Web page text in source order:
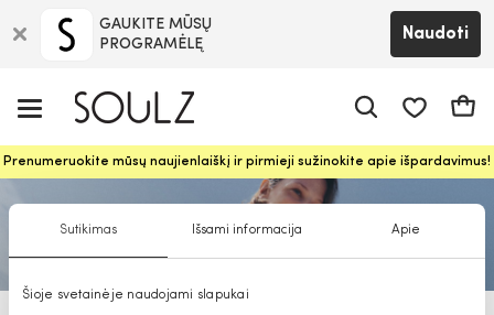
Sutikimas Išsami informacija Apie
Šioje svetainėje naudojami slapukai
GAUKITE MŪSŲ
PROGRAMĖLĘ
Naudoti
Prenumeruokite mūsų naujienlaiškį ir pirmieji sužinokite apie išpardavimus!